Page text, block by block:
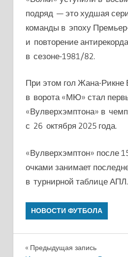
подряд — это худшая
команды в эпоху
и повторение
в сезоне-1981/82.
При этом гол Жана-Рикне
в ворота «МЮ» стал
«Вулверхэмптона» в
с 26 октября 2025 года.
«Вулверхэмптон» после
очками занимает
в турнирной таблице АПЛ.
НОВОСТИ ФУТБОЛА
Навигация
Предыдущая запись